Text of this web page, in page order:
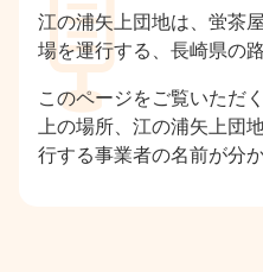
江の浦矢上団地は、蛍茶
場を運行する、長崎県の
このページをご覧いただ
上の場所、江の浦矢上団
行する事業者の名前が分か